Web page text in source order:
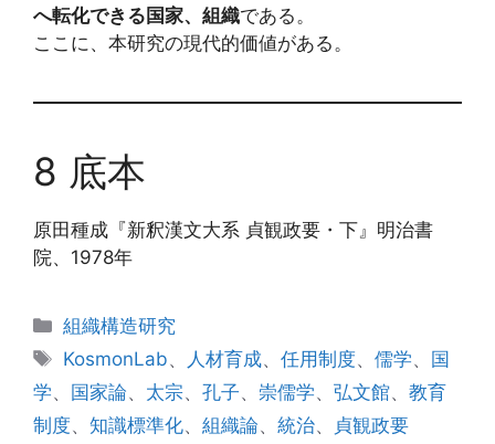
へ転化できる国家、組織である。
ここに、本研究の現代的価値がある。
8 底本
原田種成『新釈漢文大系 貞観政要・下』明治書
院、1978年
カ
テ
リ
ー
組織構造研究
タ
グ
KosmonLab、 人材育成、任用制度、儒学、 国
学、 国家論、 太宗、 孔子、 崇儒学、 弘文館、 教育
制度、 知識標準化、 組織論、 統治、
貞観政要